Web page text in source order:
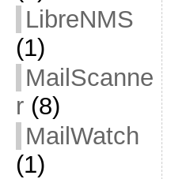
LibreNMS
(1)
MailScanne
r(8)
MailWatch
(1)